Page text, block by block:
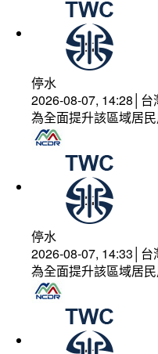
停水
2026-08-07, 14:28│台
為全面提升該區域居
停水
2026-08-07, 14:33│台
為全面提升該區域居